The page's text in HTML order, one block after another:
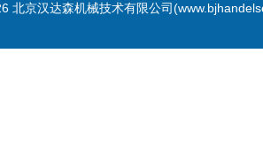
北京汉达森机械技术有限公司